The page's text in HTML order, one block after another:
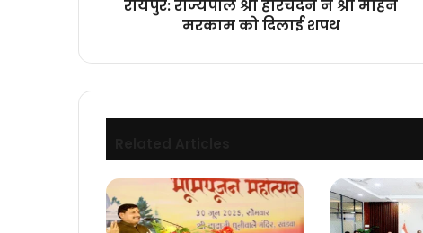
शपथरायपुर: राज्यपाल श्री हरिचंदन ने श्री मोहन
मरकाम को दिलाई शपथ